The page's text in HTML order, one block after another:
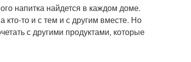
напитка найдется в каждом доме.
кто-то и с тем и с другим вместе. Но
с другими продуктами, которые